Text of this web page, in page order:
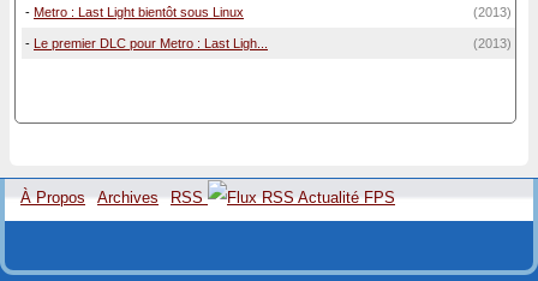
- Metro : Last Light bientôt sous Linux (2013)
- Le premier DLC pour Metro : Last Ligh... (2013)
À Propos Archives RSS